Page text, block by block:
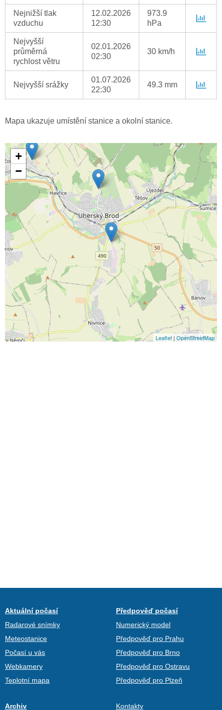
Nejnižší tlak
vzduchu
12.02.2026
12:30
973.9
hPa
Nejvyšší
průměrná
rychlost větru
02.01.2026
02:30
30 km/h
Nejvyšší srážky
01.07.2026
22:30
49.3 mm
Mapa ukazuje umístění stanice a okolní stanice.
+
−
Leaflet | OpenStreetMap
Aktuální počasí
Radarové snímky
Meteostanice
Počasí u vás
Webkamery
Teplotní mapa
Předpověď počasí
Numerický model
Předpověď pro Prahu
Předpověď pro Brno
Předpověď pro Ostravu
Předpověď pro Plzeň
Archiv Kontakty